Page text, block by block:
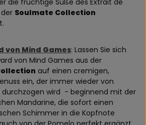
die fruchtige Süße des Extrait de
Soulmate Collection
von Mind Games: Lassen Sie sich
von Mind Games aus der
auf einen cremigen,
ein, der immer wieder von
wird - beginnend mit der
Mandarine, die sofort einen
Schimmer in die Kopfnote